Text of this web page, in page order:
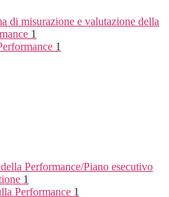
di misurazione e valutazione della
1
1
Performance/Piano esecutivo
1
Performance 1